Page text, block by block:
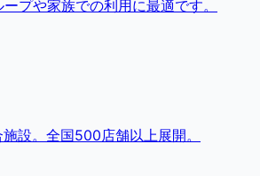
プや家族での利用に最適です。
設。全国500店舗以上展開。